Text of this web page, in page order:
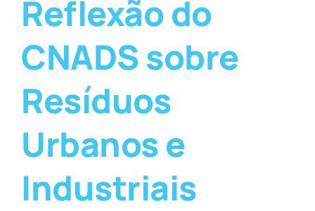
Reflexão do
CNADS sobre
Resíduos
Urbanos e
Industriais